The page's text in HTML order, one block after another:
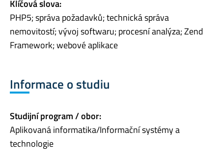
Klíčová slova:
PHP5; správa požadavků; technická správa
nemovitostí; vývoj softwaru; procesní analýza; Zend
Framework; webové aplikace
Informace o studiu
Studijní program / obor:
Aplikovaná informatika/Informační systémy a
technologie